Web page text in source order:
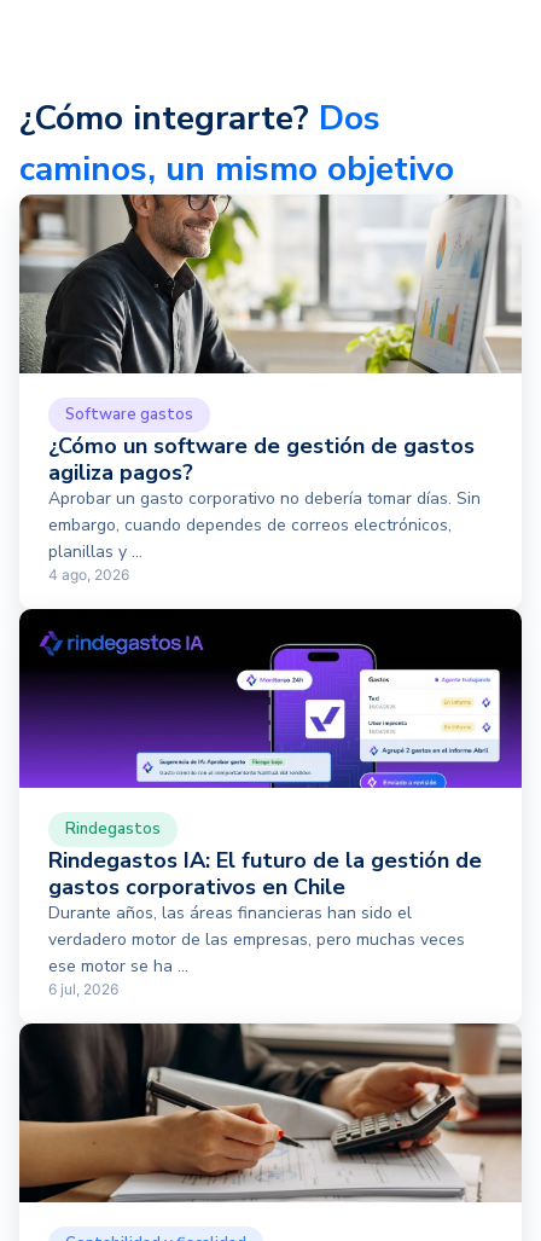
¿Cómo integrarte? Dos
caminos, un mismo objetivo
Software gastos
¿Cómo un software de gestión de gastos
agiliza pagos?
Aprobar un gasto corporativo no debería tomar días. Sin
embargo, cuando dependes de correos electrónicos,
planillas y ...
4 ago, 2026
Rindegastos
Rindegastos IA: El futuro de la gestión de
gastos corporativos en Chile
Durante años, las áreas financieras han sido el
verdadero motor de las empresas, pero muchas veces
ese motor se ha ...
6 jul, 2026